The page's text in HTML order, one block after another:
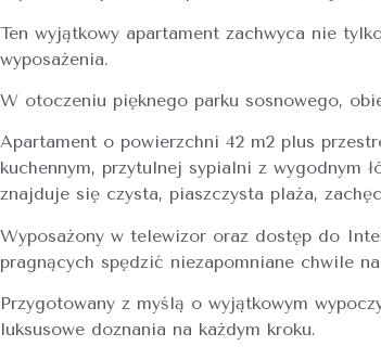
Ten wyjątkowy apartament zachwyca nie
wyposażenia.
W otoczeniu pięknego parku sosnowego,
Apartament o powierzchni 42 m2 plus
kuchennym, przytulnej sypialni z wygodnym
znajduje się czysta, piaszczysta plaża,
Wyposażony w telewizor oraz dostęp do
pragnących spędzić niezapomniane chwile
Przygotowany z myślą o wyjątkowym
luksusowe doznania na każdym kroku.